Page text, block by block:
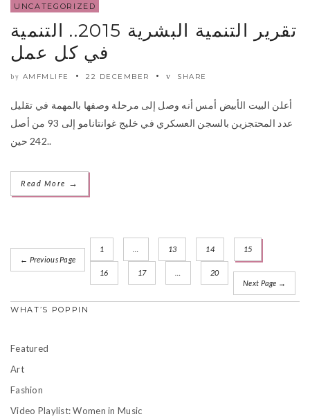
UNCATEGORIZED
تقرير التنمية البشرية 2015.. التنمية
في كل عمل
by AMFMLIFE 22 DECEMBER SHARE
أعلن البيت الأبيض أمس أنه وصل إلى مرحلة وصفها بالمهمة في تقليل
عدد المحتجزين بالسجن العسكري في خليج غوانتانامو إلى 93 من أصل
242 حين..
Read More →
← Previous Page
1 13 14 15
16 17
20
Next Page →
WHAT’S POPPIN
Featured
Art
Fashion
Video Playlist: Women in Music